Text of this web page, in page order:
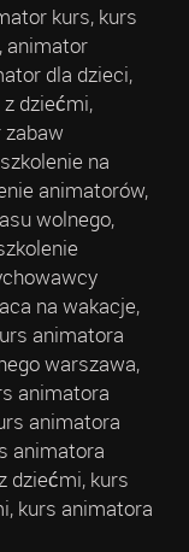
kurs, kurs
animator
dla dzieci,
dziećmi,
na
animatorów,
wolnego,
na wakacje,
animatora
warszawa,
animatora
animatora
animatora
dziećmi, kurs
kurs animatora